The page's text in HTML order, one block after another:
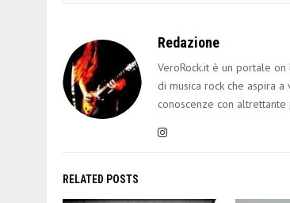
Redazione
VeroRock.it è un portale
di musica rock che aspira
conoscenze con
RELATED POSTS